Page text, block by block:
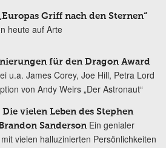
Griff nach den Sternen“
heute auf Arte
für den Dragon Award
u.a. James Corey, Joe Hill, Petra Lord
von Andy Weirs „Der Astronaut“
Die vielen Leben des Stephen
Sanderson Ein genialer
vielen halluzinierten Persönlichkeiten